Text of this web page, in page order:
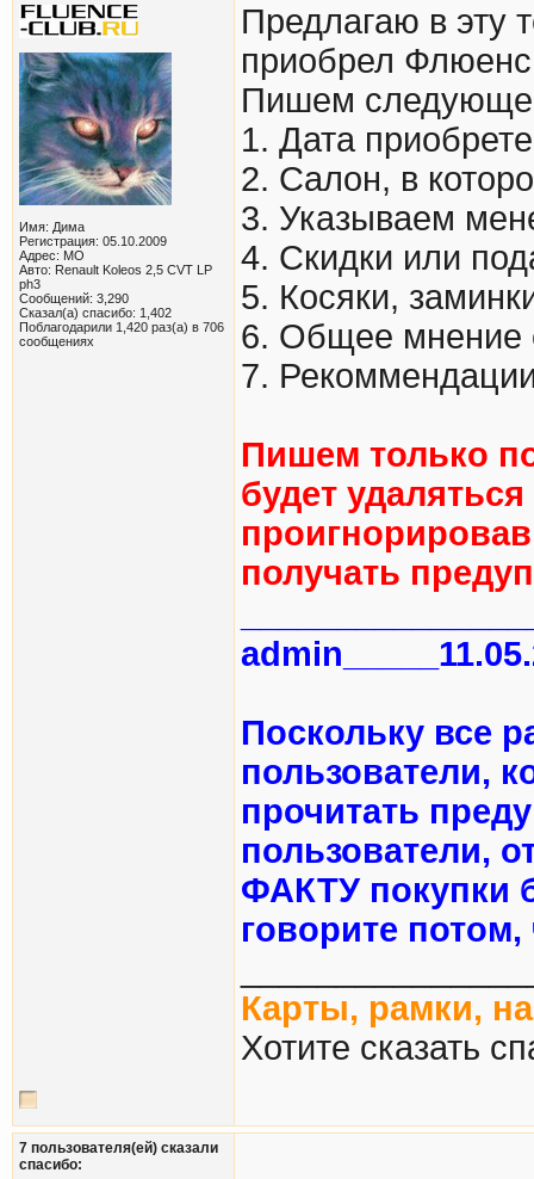
Имя: Дима
Регистрация: 05.10.2009
Адрес: МО
Авто: Renault Koleos 2,5 CVT LP
ph3
Сообщений: 3,290
Сказал(а) спасибо: 1,402
Поблагодарили 1,420 раз(а) в 706
сообщениях
Предлагаю в эту
приобрел Флюенс
Пишем
1. Дата
2. Салон, в
3. Указываем
4. Скидки или
5. Косяки,
6. Общее мнение
7.
Пишем только
будет
получать
Поскольку все
пользователи,
прочитать
пользователи,
ФАКТУ покупки
говорите
Карты, рамки,
Хотите сказать
7 пользователя(ей) сказали
cпасибо: